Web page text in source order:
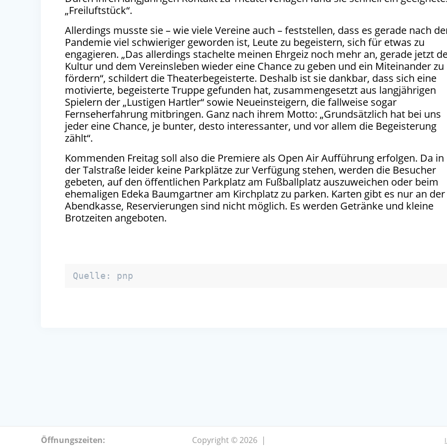
„Freiluftstück“.
Allerdings musste sie – wie viele Vereine auch – feststellen, dass es gerade nach
Pandemie viel schwieriger geworden ist, Leute zu begeistern, sich für etwas zu
engagieren. „Das allerdings stachelte meinen Ehrgeiz noch mehr an, gerade jetzt
Kultur und dem Vereinsleben wieder eine Chance zu geben und ein Miteinander zu
fördern“, schildert die Theaterbegeisterte. Deshalb ist sie dankbar, dass sich eine
motivierte, begeisterte Truppe gefunden hat, zusammengesetzt aus langjährigen
Spielern der „Lustigen Hartler“ sowie Neueinsteigern, die fallweise sogar
Fernseherfahrung mitbringen. Ganz nach ihrem Motto: „Grundsätzlich hat bei uns
jeder eine Chance, je bunter, desto interessanter, und vor allem die Begeisterung
zählt“.
Kommenden Freitag soll also die Premiere als Open Air Aufführung erfolgen. Da in
der Talstraße leider keine Parkplätze zur Verfügung stehen, werden die Besucher
gebeten, auf den öffentlichen Parkplatz am Fußballplatz auszuweichen oder beim
ehemaligen Edeka Baumgartner am Kirchplatz zu parken. Karten gibt es nur an der
Abendkasse, Reservierungen sind nicht möglich. Es werden Getränke und kleine
Brotzeiten angeboten.
Quelle: pnp
Öffnungszeiten:
Copyright © 2026 |